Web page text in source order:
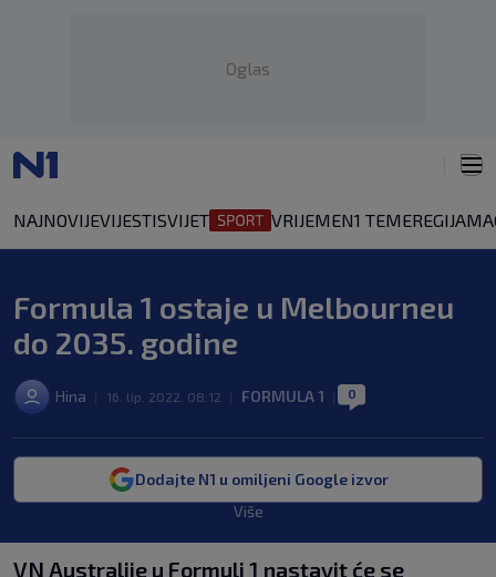
Oglas
NAJNOVIJEVIJESTISVIJET VRIJEMEN1 TEMEREGIJA
Formula 1 ostaje u Melbourneu
do 2035. godine
Hina 16. lip. 2022. 08:12 FORMULA 1 0
Dodajte N1 u omiljeni Google izvor
Više
VN Australije u Formuli 1 nastavit će se